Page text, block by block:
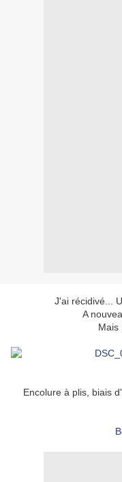
J'ai récidivé...
A
Mais
Encolure à plis, biais